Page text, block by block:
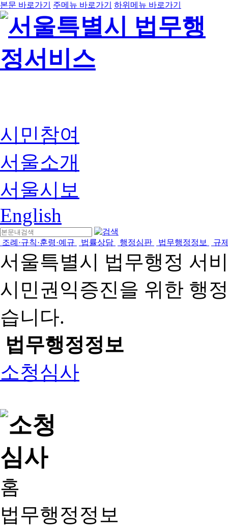
본문 바로가기 주메뉴 바로가기 하위메뉴 바로가기
시민참여
서울소개
서울시보
English
조례·규칙·훈령·예규 법률상담 행정심판 법무행정정보 규
서울특별시 법무행정 서
시민권익증진을 위한 행
습니다.
법무행정정보
소청심사
홈
법무행정정보